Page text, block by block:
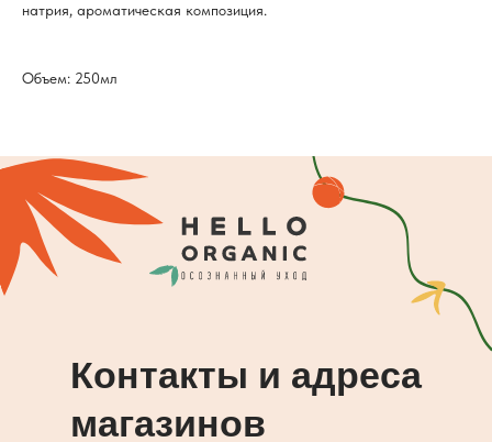
натрия, ароматическая композиция.
Объем: 250мл
Контакты и адреса
магазинов